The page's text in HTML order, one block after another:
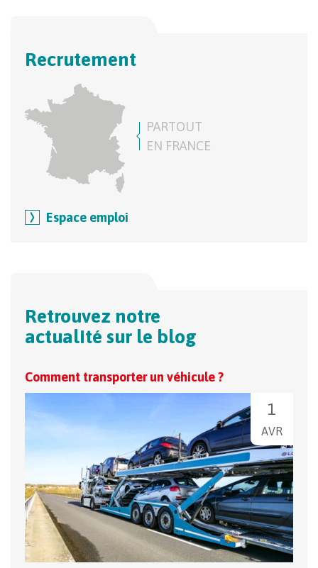
Recrutement
PARTOUT
EN FRANCE
Espace emploi
Retrouvez notre
actualité sur le blog
Comment transporter un véhicule ?
1
AVR